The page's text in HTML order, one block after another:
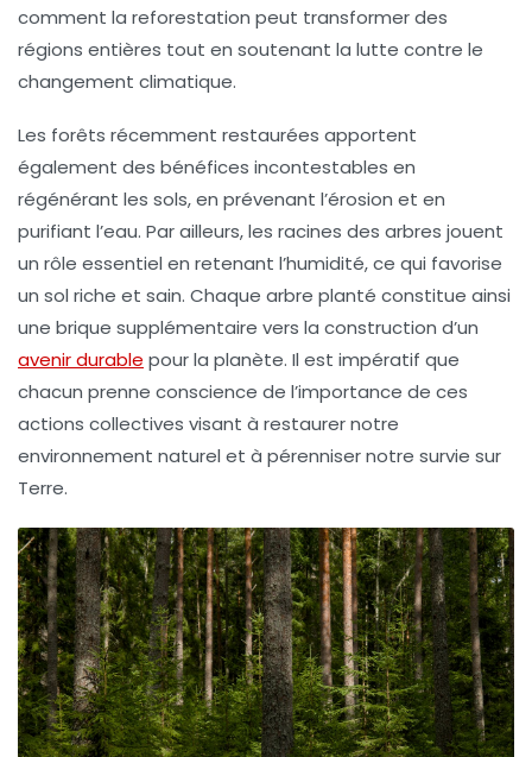
comment la reforestation peut transformer des
régions entières tout en soutenant la lutte contre le
changement climatique.
Les forêts récemment restaurées apportent
également des bénéfices incontestables en
régénérant les sols, en prévenant l’érosion et en
purifiant l’eau. Par ailleurs, les racines des arbres jouent
un rôle essentiel en retenant l’humidité, ce qui favorise
un sol riche et sain. Chaque arbre planté constitue ainsi
une brique supplémentaire vers la construction d’un
avenir durable pour la planète. Il est impératif que
chacun prenne conscience de l’importance de ces
actions collectives visant à restaurer notre
environnement naturel et à pérenniser notre survie sur
Terre.